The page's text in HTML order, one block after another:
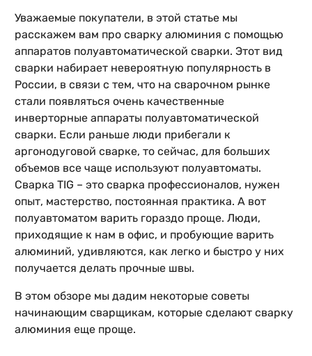
Уважаемые покупатели, в этой статье мы
расскажем вам про сварку алюминия с помощью
аппаратов полуавтоматической сварки. Этот вид
сварки набирает невероятную популярность в
России, в связи с тем, что на сварочном рынке
стали появляться очень качественные
инверторные аппараты полуавтоматической
сварки. Если раньше люди прибегали к
аргонодуговой сварке, то сейчас, для больших
объемов все чаще используют полуавтоматы.
Сварка TIG – это сварка профессионалов, нужен
опыт, мастерство, постоянная практика. А вот
полуавтоматом варить гораздо проще. Люди,
приходящие к нам в офис, и пробующие варить
алюминий, удивляются, как легко и быстро у них
получается делать прочные швы.
В этом обзоре мы дадим некоторые советы
начинающим сварщикам, которые сделают сварку
алюминия еще проще.